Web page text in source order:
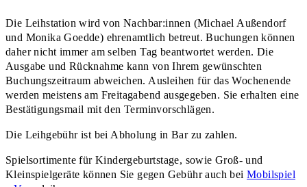
Die Leihstation wird von Nachbar:innen (Michael Außendorf
und Monika Goedde) ehrenamtlich betreut. Buchungen können
daher nicht immer am selben Tag beantwortet werden. Die
Ausgabe und Rücknahme kann von Ihrem gewünschten
Buchungszeitraum abweichen. Ausleihen für das Wochenende
werden meistens am Freitagabend ausgegeben. Sie erhalten eine
Bestätigungsmail mit den Terminvorschlägen.
Die Leihgebühr ist bei Abholung in Bar zu zahlen.
Spielsortimente für Kindergeburtstage, sowie Groß- und
Kleinspielgeräte können Sie gegen Gebühr auch bei Mobilspiel